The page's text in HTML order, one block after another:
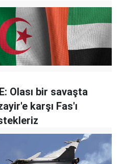
Olası bir savaşta
karşı Fas'ı